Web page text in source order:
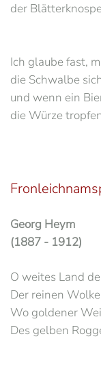
der
Ich glaube fast,
die Schwalbe
und wenn ein
die Würze
Georg Heym
(1887 - 1912)
O weites Land
Der reinen
Wo goldener
Des gelben